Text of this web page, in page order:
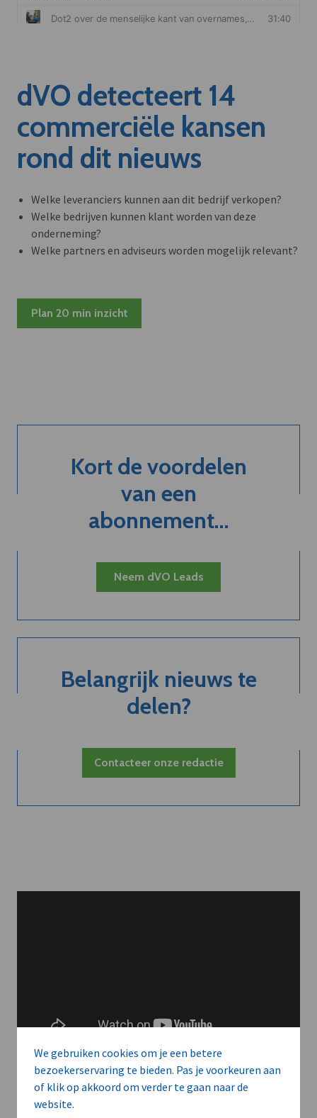
We gebruiken cookies om je een betere
bezoekerservaring te bieden. Pas je voorkeuren aan
of klik op akkoord om verder te gaan naar de
website.
dVO detecteert 14
commerciële kansen
rond dit nieuws
Welke leveranciers kunnen aan dit bedrijf verkopen?
Welke bedrijven kunnen klant worden van deze
onderneming?
Welke partners en adviseurs worden mogelijk relevant?
Plan 20 min inzicht
Kort de voordelen
van een
abonnement...
Neem dVO Leads
Belangrijk nieuws te
delen?
Contacteer onze redactie